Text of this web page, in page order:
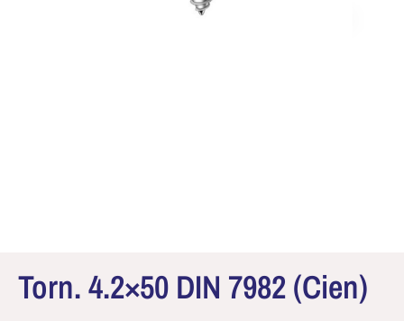
Torn. 4.2×50 DIN 7982 (Cien)